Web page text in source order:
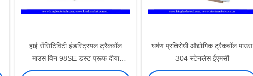
हाई सेंसिटिविटी इंडस्ट्रियल ट्रैकबॉल
माउस विन 98SE डस्ट प्रूफ दीया
25mm
घर्षण प्रतिरोधी औद्योगिक ट्रैकबॉल माउस
304 स्टेनलेस ईएमसी